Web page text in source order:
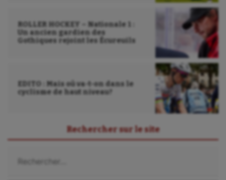
ROLLER HOCKEY – Nationale 1 :
Un ancien gardien des
Gothiques rejoint les Écureuils
EDITO : Mais où va-t-on dans le
cyclisme de haut niveau?
Rechercher sur le site